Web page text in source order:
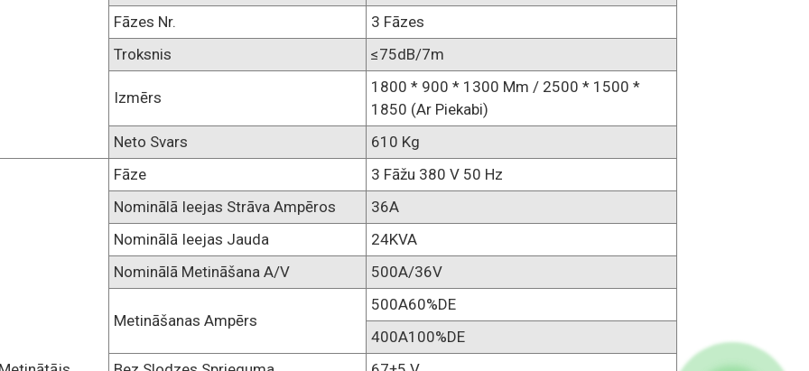
Fāzes Nr.
3 Fāzes
Troksnis
≤75dB/7m
Izmērs
1800 * 900 * 1300 Mm / 2500 * 1500 *
1850 (ar Piekabi)
Neto Svars
610 Kg
Fāze
3 Fāžu 380 V 50 Hz
Nominālā Ieejas Strāva Ampēros
36A
Nominālā Ieejas Jauda
24KVA
Nominālā Metināšana A/V
500A/36V
Metināšanas Ampērs
500A60%DE
400A100%DE